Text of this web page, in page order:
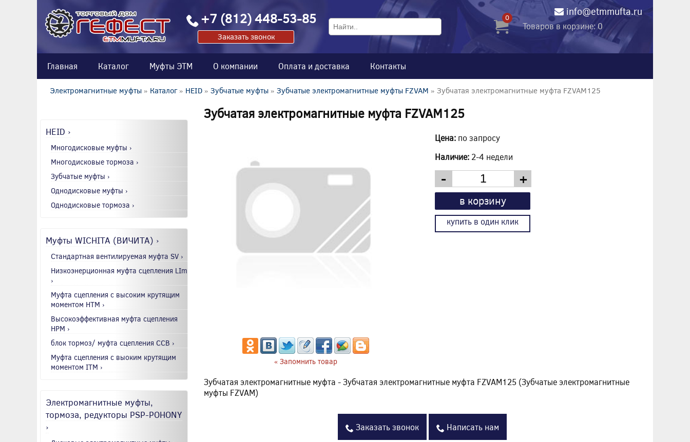
info@etmmufta.ru
+7 (812) 448-53-85
Заказать звонок
0
Товаров в корзине: 0
Главная Каталог Муфты ЭТМ О компании Оплата и доставка Контакты
Электромагнитные муфты » Каталог» HEID » Зубчатые муфты » Зубчатые электромагнитные муфты FZVAM » Зубчатая электромагнитные муфта FZVAM125
HEID ›
Многодисковые муфты ›
Многодисковые тормоза ›
Зубчатые муфты ›
Однодисковые муфты ›
Однодисковые тормоза ›
Муфты WICHITA (ВИЧИТА) ›
Стандартная вентилируемая муфта SV ›
Низкоэнерционная муфта сцепления LIm
›
Муфта сцепления с высоким крутящим
моментом HTM ›
Высокоэффективная муфта сцепления
HPM ›
блок тормоз/ муфта сцепления CCB ›
Муфта сцепления с выоким крутящим
моментом ITM ›
Электромагнитные муфты,
тормоза, редукторы PSP-POHONY
›
Зубчатая электромагнитные муфта FZVAM125
« Запомнить товар
Цена: по запросу
Наличие: 2-4 недели
- +
в корзину
купить в один клик
Зубчатая электромагнитные муфта - Зубчатая электромагнитные муфта FZVAM125 (Зубчатые электромагнитные
муфты FZVAM)
Заказать звонок Написать нам